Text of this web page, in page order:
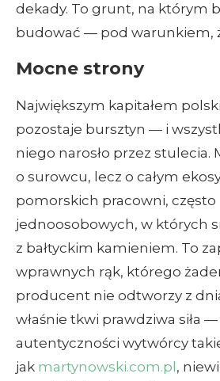
dekady. To grunt, na którym
budować — pod warunkiem,
Mocne strony
Największym kapitałem
pozostaje bursztyn — i
niego narosło przez stulecia.
o surowcu, lecz o całym
pomorskich pracowni, często
jednoosobowych, w których
z bałtyckim kamieniem. To
wprawnych rąk, którego
producent nie odtworzy z
właśnie tkwi prawdziwa siła
autentyczności wytwórcy
jak martynowski.com.pl ,